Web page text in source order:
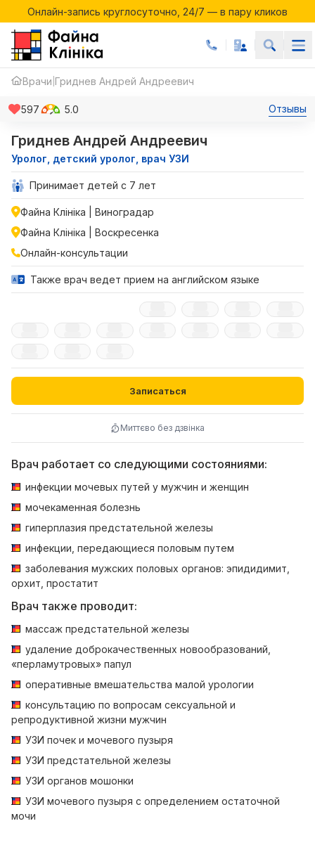
Онлайн-запись круглосуточно, 24/7 — в пару кликов
Онлайн-запись круглосуточно, 24/7 — в пару кликов
Врачи Гриднев Андрей Андреевич
597 5.0 Отзывы
Гриднев Андрей Андреевич
Уролог, детский уролог, врач УЗИ
Принимает детей с 7 лет
Файна Клініка | Виноградар
Файна Клініка | Воскресенка
Онлайн-консультации
Также врач ведет прием на английском языке
Записаться
Миттєво без дзвінка
Врач работает со следующими состояниями:
инфекции мочевых путей у мужчин и женщин
мочекаменная болезнь
гиперплазия предстательной железы
инфекции, передающиеся половым путем
заболевания мужских половых органов: эпидидимит,
орхит, простатит
Врач также проводит:
массаж предстательной железы
удаление доброкачественных новообразований,
«перламутровых» папул
оперативные вмешательства малой урологии
консультацию по вопросам сексуальной и
репродуктивной жизни мужчин
УЗИ почек и мочевого пузыря
УЗИ предстательной железы
УЗИ органов мошонки
УЗИ мочевого пузыря с определением остаточной
мочи